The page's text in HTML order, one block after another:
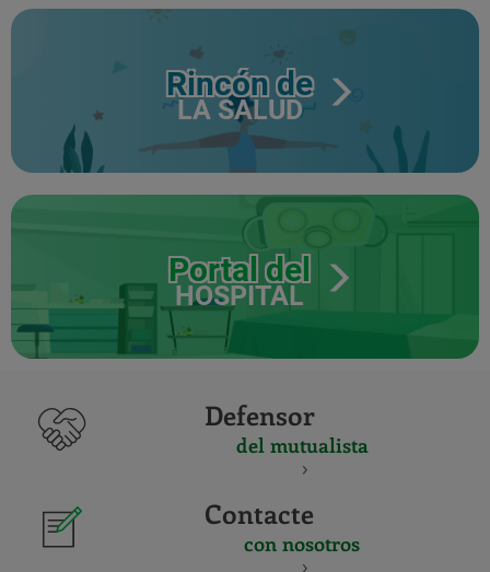
Rincón de
LA SALUD
Portal del
HOSPITAL
Defensor
del mutualista
Contacte
con nosotros